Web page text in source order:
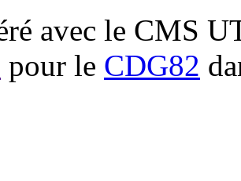
avec le CMS
pour le CDG82